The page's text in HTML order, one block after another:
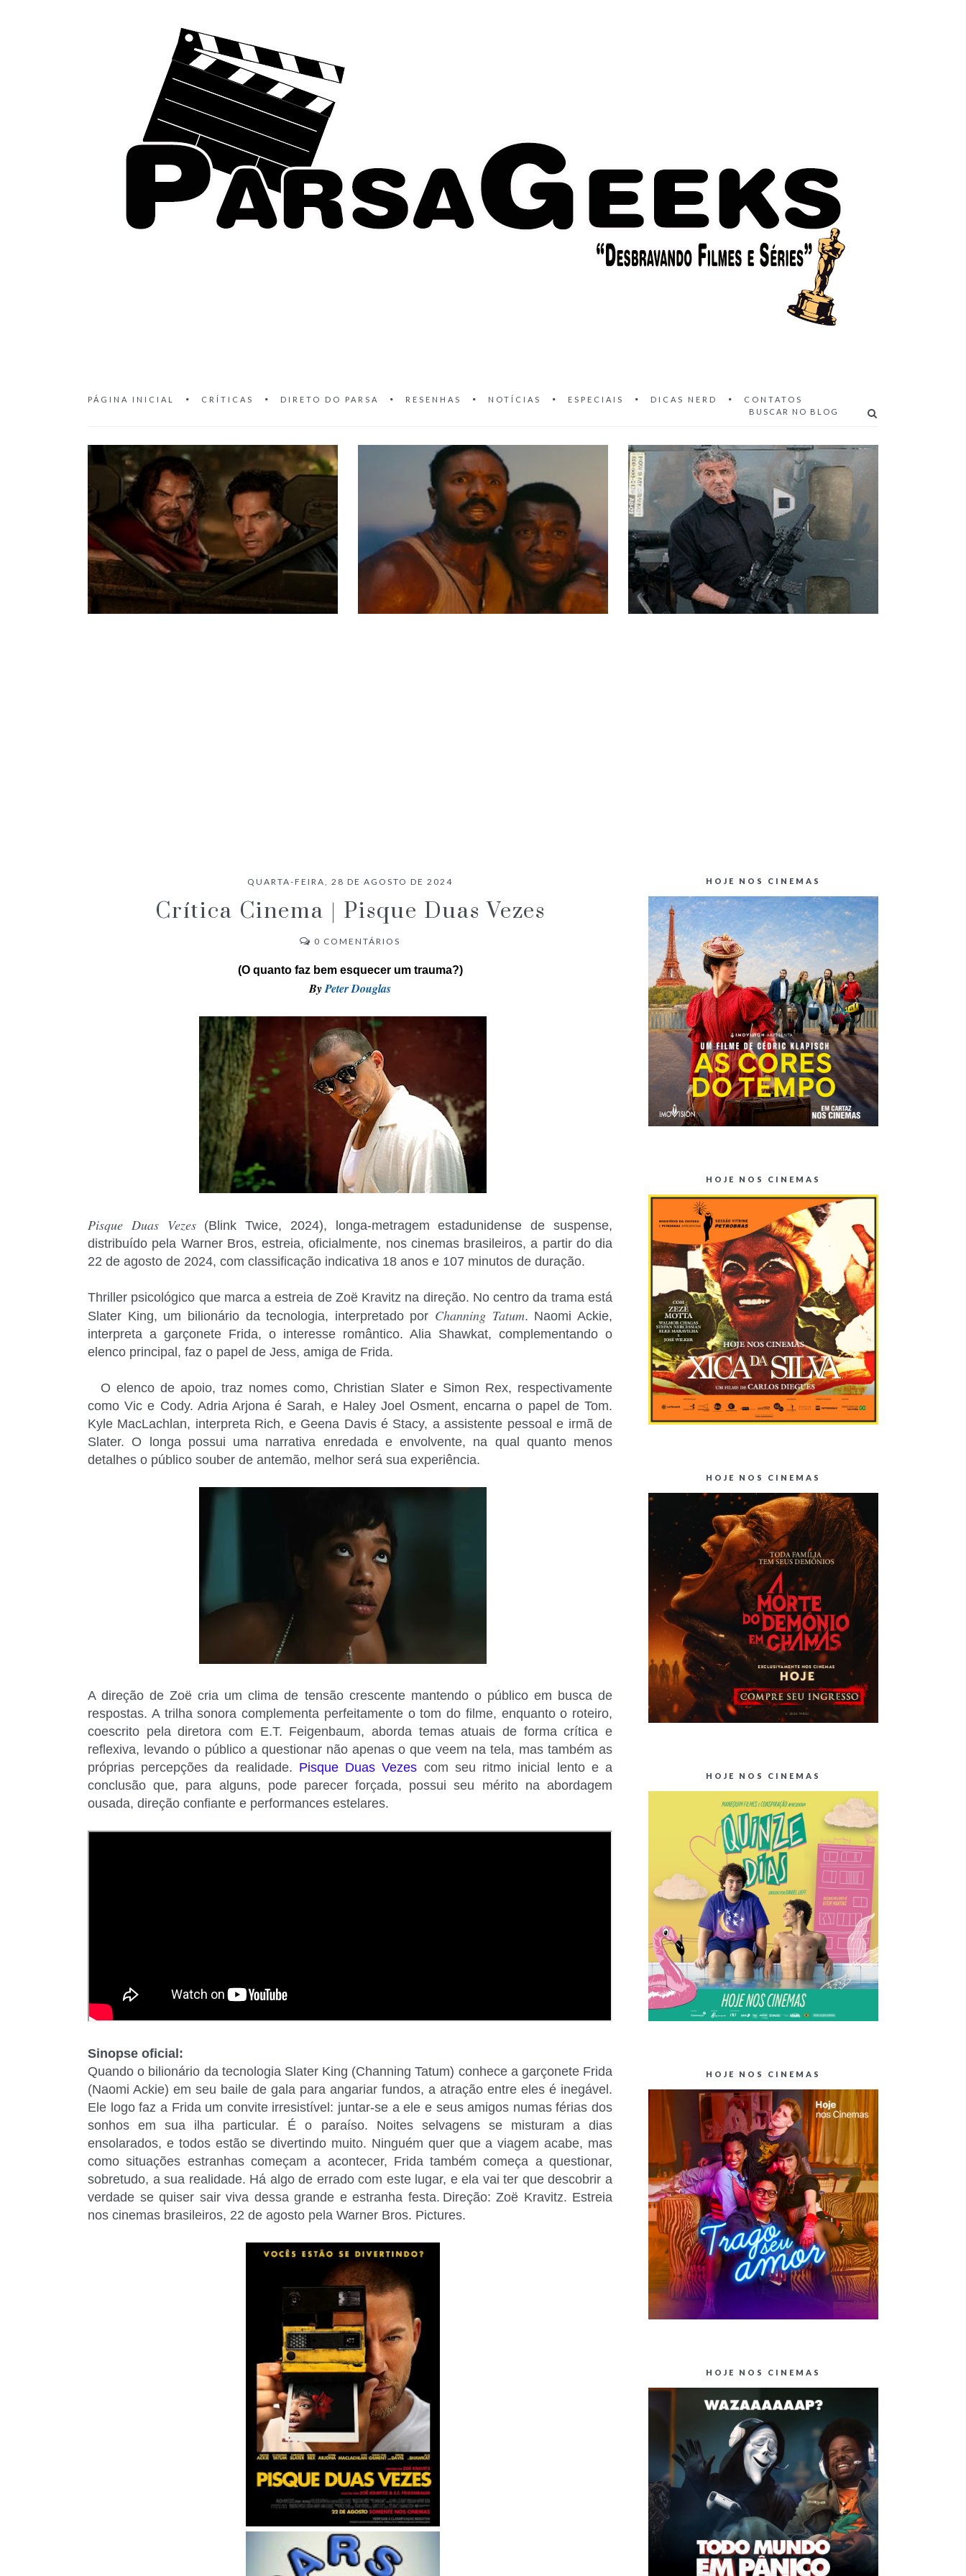
PÁGINA INICIAL CRÍTICAS DIRETO DO PARSA RESENHAS NOTÍCIAS ESPECIAIS DICAS NERD CONTATOS
QUARTA-FEIRA, 28 DE AGOSTO DE 2024
Crítica Cinema | Pisque Duas Vezes
0 COMENTÁRIOS
(O quanto faz bem esquecer um trauma?)
ByPeter Douglas
Pisque Duas Vezes (Blink Twice, 2024), longa-metragem estadunidense de suspense,
distribuído pela Warner Bros, estreia, oficialmente, nos cinemas brasileiros, a partir do dia
22 de agosto de 2024, com classificação indicativa 18 anos e 107 minutos de duração.
Thriller psicológico que marca a estreia de Zoë Kravitz na direção. No centro da trama está
Slater King, um bilionário da tecnologia, interpretado por Channing Tatum. Naomi Ackie,
interpreta a garçonete Frida, o interesse romântico. Alia Shawkat, complementando o
elenco principal, faz o papel de Jess, amiga de Frida.
O elenco de apoio, traz nomes como, Christian Slater e Simon Rex, respectivamente
como Vic e Cody. Adria Arjona é Sarah, e Haley Joel Osment, encarna o papel de Tom.
Kyle MacLachlan, interpreta Rich, e Geena Davis é Stacy, a assistente pessoal e irmã de
Slater. O longa possui uma narrativa enredada e envolvente, na qual quanto menos
detalhes o público souber de antemão, melhor será sua experiência.
A direção de Zoë cria um clima de tensão crescente mantendo o público em busca de
respostas. A trilha sonora complementa perfeitamente o tom do filme, enquanto o roteiro,
coescrito pela diretora com E.T. Feigenbaum, aborda temas atuais de forma crítica e
reflexiva, levando o público a questionar não apenas o que veem na tela, mas também as
próprias percepções da realidade. Pisque Duas Vezes com seu ritmo inicial lento e a
conclusão que, para alguns, pode parecer forçada, possui seu mérito na abordagem
ousada, direção confiante e performances estelares.
Sinopse oficial:
Quando o bilionário da tecnologia Slater King (Channing Tatum) conhece a garçonete Frida
(Naomi Ackie) em seu baile de gala para angariar fundos, a atração entre eles é inegável.
Ele logo faz a Frida um convite irresistível: juntar-se a ele e seus amigos numas férias dos
sonhos em sua ilha particular. É o paraíso. Noites selvagens se misturam a dias
ensolarados, e todos estão se divertindo muito. Ninguém quer que a viagem acabe, mas
como situações estranhas começam a acontecer, Frida também começa a questionar,
sobretudo, a sua realidade. Há algo de errado com este lugar, e ela vai ter que descobrir a
verdade se quiser sair viva dessa grande e estranha festa. Direção: Zoë Kravitz. Estreia
nos cinemas brasileiros, 22 de agosto pela Warner Bros. Pictures.
HOJE NOS CINEMAS
HOJE NOS CINEMAS
HOJE NOS CINEMAS
HOJE NOS CINEMAS
HOJE NOS CINEMAS
HOJE NOS CINEMAS